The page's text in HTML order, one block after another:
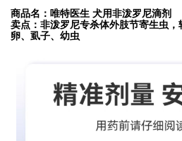
商品名：唯特医生 犬用非泼罗尼滴剂
卖点：非泼罗尼专杀体外肢节寄生虫
卵、虱子、幼虫